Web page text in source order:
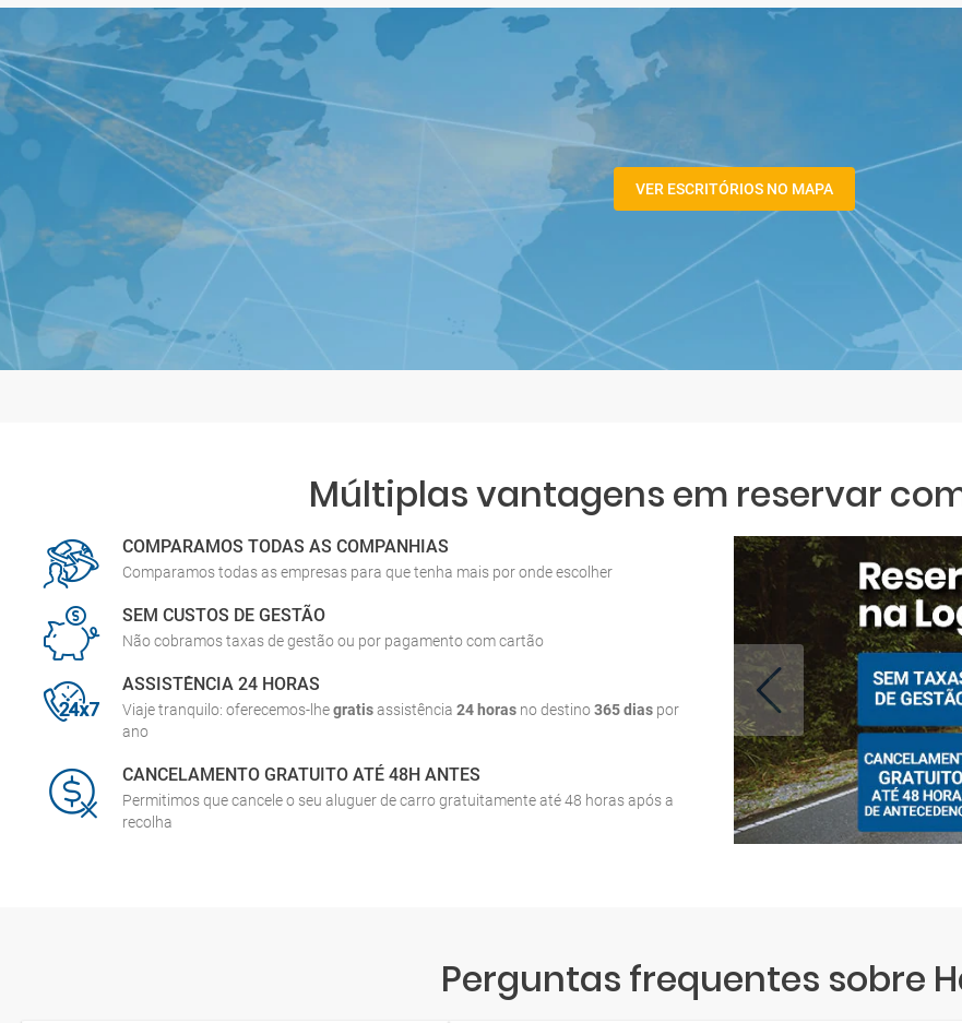
VER ESCRITÓRIOS NO MAPA
Múltiplas vantagens em reservar
COMPARAMOS TODAS AS COMPANHIAS
Comparamos todas as empresas para que tenha mais por onde escolher
SEM CUSTOS DE GESTÃO
Não cobramos taxas de gestão ou por pagamento com cartão
ASSISTÊNCIA 24 HORAS
Viaje tranquilo: oferecemos-lhegratisassistência 24 horas no destino365 dias por
ano
CANCELAMENTO GRATUITO ATÉ 48H ANTES
Permitimos que cancele o seu aluguer de carro gratuitamente até 48 horas após a
recolha
Perguntas frequentes sobre